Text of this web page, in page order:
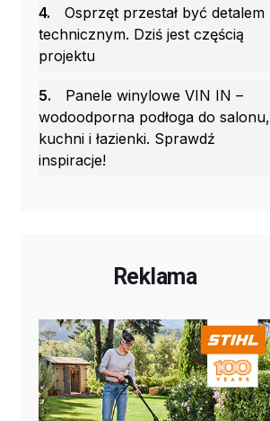
4.
Osprzęt przestał być detalem
technicznym. Dziś jest częścią
projektu
5.
Panele winylowe VIN IN –
wodoodporna podłoga do salonu,
kuchni i łazienki. Sprawdź
inspiracje!
Reklama